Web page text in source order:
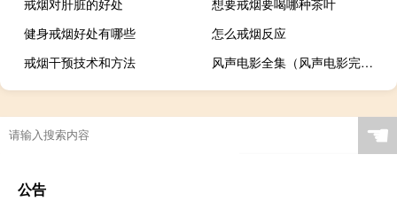
戒烟对肝脏的好处
想要戒烟要喝哪种茶叶
健身戒烟好处有哪些
怎么戒烟反应
戒烟干预技术和方法
风声电影全集（风声电影完整版在线）
☚
公告